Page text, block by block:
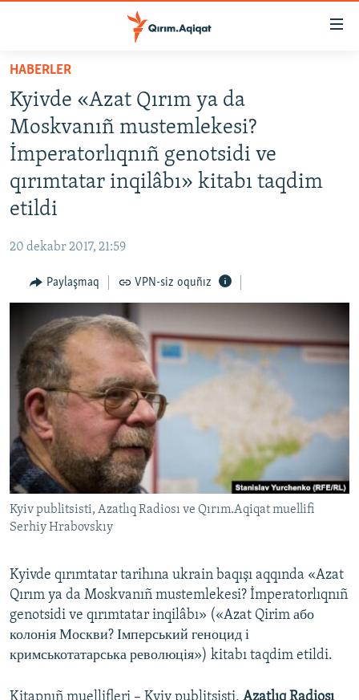
Esas
qaytmaq
Baş
navigatsiyağa
qaytmaq
Qıdıruvğa
qaytmaq
HABERLER
SİYASET
İQTİSADİYAT
CEMİYET
MEDENİYET
SÜRET
BLOGLAR
FİKİR
Русский
Українською
QOŞULIÑIZ!
RFE/RS bütün saytları
HABERLER
Kyivde «Azat Qırım ya da
Moskvanıñ mustemlekesi?
İmperatorlıqnıñ genotsidi ve
qırımtatar inqilâbı» kitabı taqdim
etildi
20 dekabr 2017, 21:59
Paylaşmaq VPN-siz oquñız
Kyiv publitsisti, Azatlıq Radiosı ve Qırım.Aqiqat muellifi
Serhiy Hrabovskıy
Kyivde qırımtatar tarihına ukrain baqışı aqqında «Azat
Qırım ya da Moskvanıñ mustemlekesi? İmperatorlıqnıñ
genotsidi ve qırımtatar inqilâbı» («Azat Qirim або
колонія Москви? Імперський геноцид і
кримськотатарська революція») kitabı taqdim etildi.